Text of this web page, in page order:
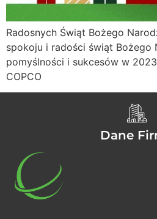
Radosnych Świąt Bożego
spokoju i radości świąt Bożego
pomyślności i sukcesów w
COPCO
Dane